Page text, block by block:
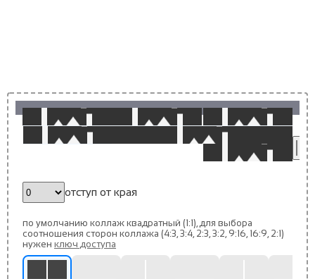
отступ от края
по умолчанию коллаж квадратный (1:1), для выбора
соотношения сторон коллажа (4:3, 3:4, 2:3, 3:2, 9:16, 16:9, 2:1)
нужен ключ доступа